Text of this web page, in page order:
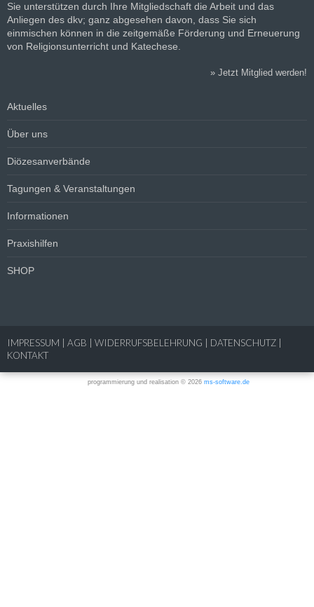
Sie unterstützen durch Ihre Mitgliedschaft die Arbeit und das
Anliegen des dkv; ganz abgesehen davon, dass Sie sich
einmischen können in die zeitgemäße Förderung und Erneuerung
von Religionsunterricht und Katechese.
» Jetzt Mitglied werden!
Aktuelles
Über uns
Diözesanverbände
Tagungen & Veranstaltungen
Informationen
Praxishilfen
SHOP
IMPRESSUM AGB WIDERRUFSBELEHRUNG DATENSCHUTZ
KONTAKT
programmierung und realisation © 2026 ms-software.de